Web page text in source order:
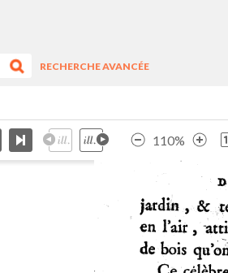
RECHERCHE AVANCÉE
110%